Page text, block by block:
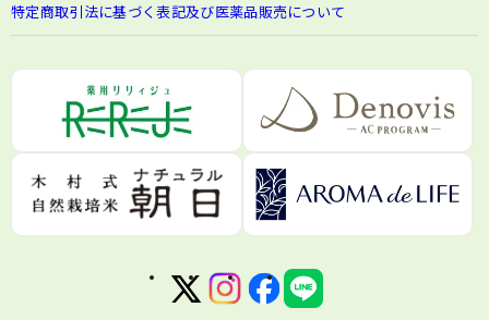
特定商取引法に基づく表記及び医薬品販売について